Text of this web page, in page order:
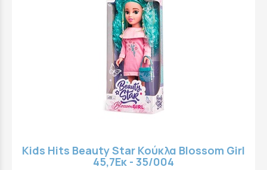
Kids Hits Beauty Star Κούκλα Blossom Girl
45,7Εκ - 35/004